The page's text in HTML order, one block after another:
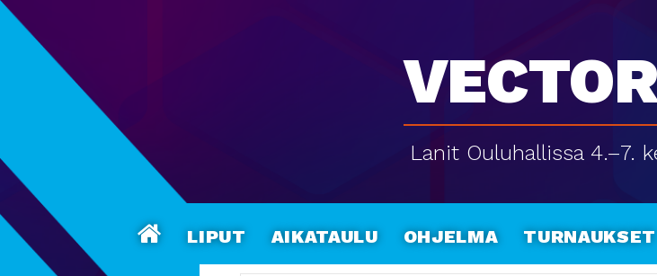
Lanit Ouluhallissa 4.–7.
Liput Aikataulu Ohjelma Turnaukset